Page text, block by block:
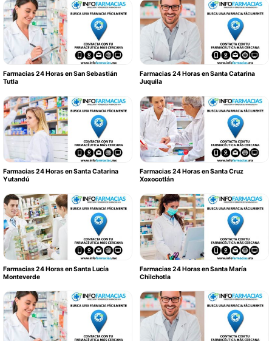
Farmacias 24 Horas en San Sebastián
Tutla
Farmacias 24 Horas en Santa Catarina
Juquila
Farmacias 24 Horas en Santa Catarina
Yutandú
Farmacias 24 Horas en Santa Cruz
Xoxocotlán
Farmacias 24 Horas en Santa Lucía
Monteverde
Farmacias 24 Horas en Santa María
Chilchotla